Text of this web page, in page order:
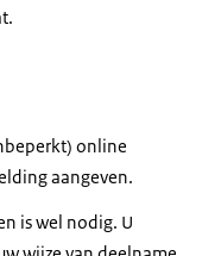
online
aangeven.
is wel nodig. U